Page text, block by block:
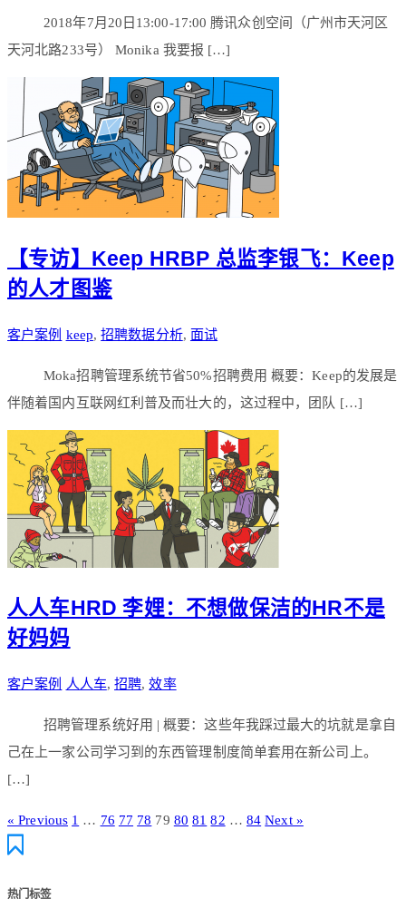
2018年7月20日13:00-17:00 腾讯众创空间（广州市天河区
天河北路233号） Monika 我要报 […]
【专访】Keep HRBP 总监李银飞：Keep
的人才图鉴
客户案例 keep,招聘数据分析, 面试
Moka招聘管理系统节省50%招聘费用 概要：Keep的发展是
伴随着国内互联网红利普及而壮大的，这过程中，团队 […]
人人车HRD 李娌：不想做保洁的HR不是
好妈妈
客户案例 人人车,招聘,效率
招聘管理系统好用 | 概要：这些年我踩过最大的坑就是拿自
己在上一家公司学习到的东西管理制度简单套用在新公司上。
[…]
« Previous 1 … 76 77 78 79 80 81 82 … 84 Next »
热门标签